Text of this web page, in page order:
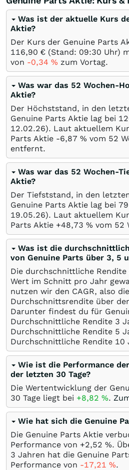
Was ist der aktuelle Kurs
Aktie?
Der Kurs der Genuine Parts
116,90 € (Stand: 09:30 Uhr)
von -0,34 % zum Vortag.
Was war das 52 Wochen-
Aktie?
Der Höchststand, in den
Genuine Parts Aktie lag bei
12.02.26). Laut aktuellem
Parts Aktie -6,87 % vom 52
entfernt.
Was war das 52 Wochen-
Aktie?
Der Tiefststand, in den
Genuine Parts Aktie lag bei
19.05.26). Laut aktuellem
Parts Aktie +48,73 % vom 52
Was ist die
von Genuine Parts über 3, 5
Die durchschnittliche
Wert im Schnitt pro Jahr
nutzen wir den CAGR, also
Durchschnittsrendite über
Darunter findest du für
Durchschnittliche Rendite 3
Durchschnittliche Rendite 5
Durchschnittliche Rendite 10
Wie ist die Performance
der letzten 30 Tage?
Die Wertentwicklung der
30 Tage liegt bei +8,82 %.
Wie hat sich die Genuine
Die Genuine Parts Aktie
Performance von +2,52 %.
3 Jahren hat die Genuine
Performance von -17,21 %.